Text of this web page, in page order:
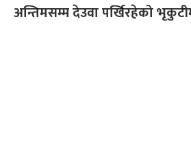
अन्तिमसम्म देउवा पर्खिरहेको